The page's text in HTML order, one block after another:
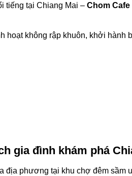
tiếng tại Chiang Mai – Chom Cafe
hoạt không rập khuôn, khởi hành
gia đình khám phá
địa phương tại khu chợ đêm sầm